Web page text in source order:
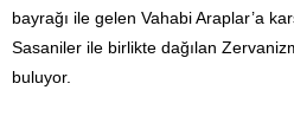
bayrağı ile gelen Vahabi Araplar’a
Sasaniler ile birlikte dağılan
buluyor.